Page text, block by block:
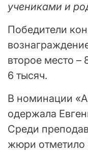
учениками и
Победители
второе место –
6 тысяч.
В номинации
одержала
Среди
жюри отметило